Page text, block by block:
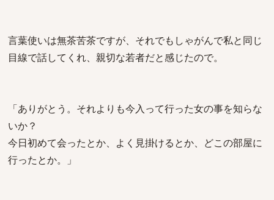
言葉使いは無茶苦茶ですが、それでもしゃがんで私と同じ
目線で話してくれ、親切な若者だと感じたので。
「ありがとう。それよりも今入って行った女の事を知らな
いか？
今日初めて会ったとか、よく見掛けるとか、どこの部屋に
行ったとか。」